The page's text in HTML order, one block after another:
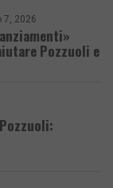
7, 2026
Pozzuoli e